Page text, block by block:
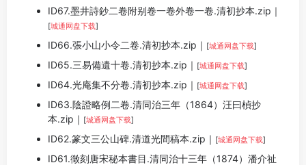
ID67.墨井詩鈔二卷附别卷一卷外卷一卷.清初抄本.zip｜
[城通网盘下载]
ID66.張小山小令二卷.清初抄本.zip｜ [城通网盘下载]
ID65.三易備遺十卷.清初抄本.zip｜ [城通网盘下载]
ID64.光庵集不分卷.清初抄本.zip｜ [城通网盘下载]
ID63.陰證略例二卷.清同治三年（1864）汪曰楨抄
本.zip｜ [城通网盘下载]
ID62.篆文三公山碑.清道光間稿本.zip｜ [城通网盘下载]
ID61.徵刻唐宋秘本書目.清同治十三年（1874）潘介祉